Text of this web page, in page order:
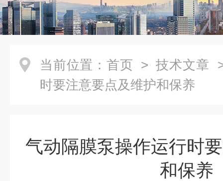
当前位置： 首页 > 技术文章
时要注意要点及维护和保养
气动隔膜泵操作运行时
和保养